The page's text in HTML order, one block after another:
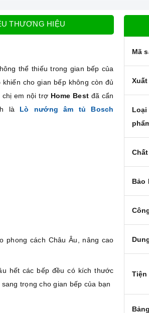
THƯƠNG HIỆU
thể thiếu trong gian bếp của
cho gian bếp không còn đủ
chị em nội trợ Home Best đã cẩn
là Lò nướng âm tủ Bosch
phong cách Châu Âu, nâng cao
hết các bếp đều có kích thước
trọng cho gian bếp của bạn
Mã
Loại
Bảo
Tiện